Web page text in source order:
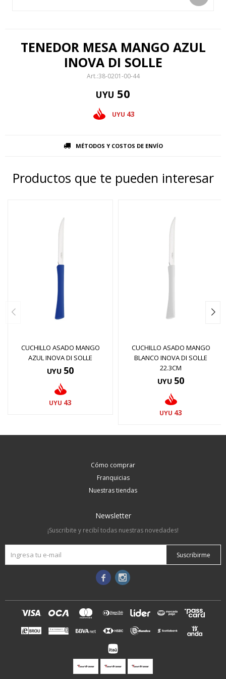
TENEDOR MESA MANGO AZUL
INOVA DI SOLLE
38-0201-00-44
UYU 50
UYU 43
MÉTODOS Y COSTOS DE ENVÍO
Productos que te pueden interesar
CUCHILLO ASADO MANGO
AZUL INOVA DI SOLLE
UYU 50
UYU 43
CUCHILLO ASADO MANGO
BLANCO INOVA DI SOLLE
22.3CM
UYU 50
UYU 43
Cómo comprar
Franquicias
Nuestras tiendas
Newsletter
¡Suscribite y recibí todas nuestras novedades!
Suscribirme
 